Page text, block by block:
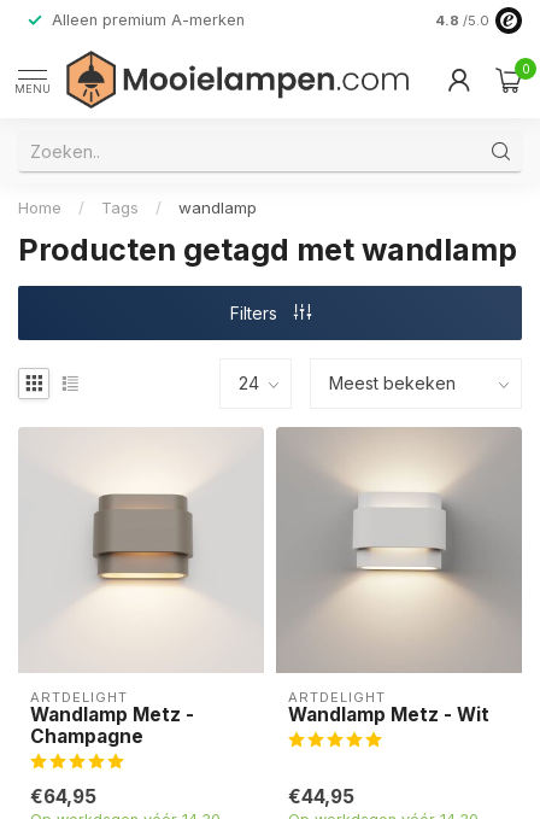
Alleen premium A-merken 4.8 /5.0
MENU
0
Home / Tags / wandlamp
Producten getagd met wandlamp
Filters
ARTDELIGHT
Wandlamp Metz -
Champagne
€64,95
ARTDELIGHT
Wandlamp Metz - Wit
€44,95